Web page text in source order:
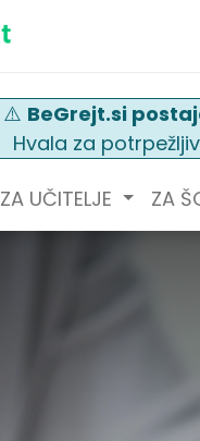
⚠️ BeGrejt.si
Hvala za
ZA UČITELJE ZA